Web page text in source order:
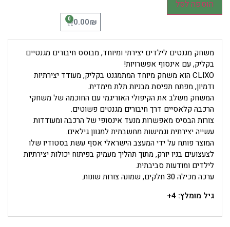
הוספה לסל
0.00₪
0
משחק מגנטים לילדים יצירתי ומיוחד, מבוסס חיבורים מגנטיים
בקליק, עם אינסוף אפשרויות!
CLIXO הוא משחק מיוחד המתמגנט בקליק, מעודד יצירתיות
ודמיון, מפתח תפיסת מבניות תלת מימדית.
המשחק משלב את הקיפולי האוריגמי עם החוכמה של משחקי
הרכבה קלאסיים דרך חיבורים מגנטים פשוטים.
צורות הבסיס מאפשרות מנעד אינסופי של הרכבה ומעודדות
עשייה יצירתית וגמישות מחשבתית למגוון גילאים.
המוצר פותח על ידי המעצב הישראלי אסף עשת בסטודיו שלו
לצעצועים בניו יורק, מתוך תהליך מעמיק בפיתוח יכולות יצירתיות
לילדים ומודעות סביבתית.
ערכה מכילה 30 חלקים, שמונה צורות שונות.
גיל מומלץ: 4+